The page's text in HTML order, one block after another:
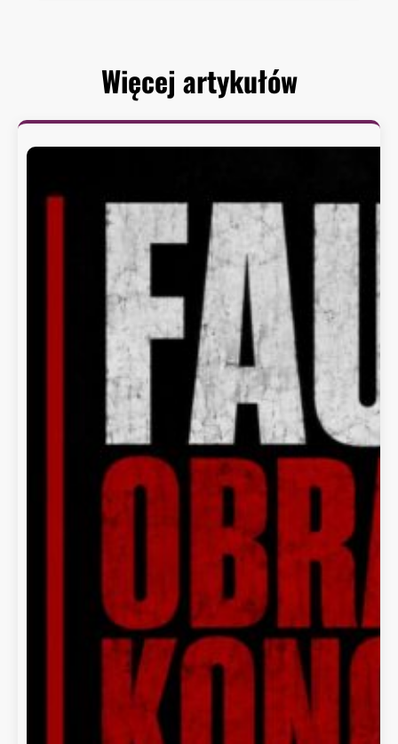
Więcej artykułów